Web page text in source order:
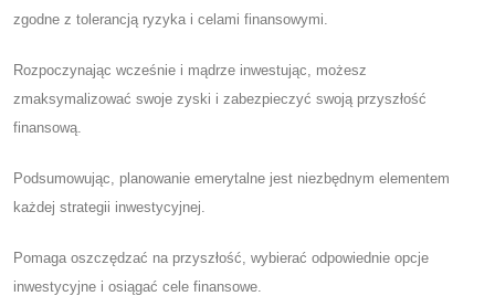
zgodne z tolerancją ryzyka i celami finansowymi.
Rozpoczynając wcześnie i mądrze inwestując, możesz
zmaksymalizować swoje zyski i zabezpieczyć swoją przyszłość
finansową.
Podsumowując, planowanie emerytalne jest niezbędnym elementem
każdej strategii inwestycyjnej.
Pomaga oszczędzać na przyszłość, wybierać odpowiednie opcje
inwestycyjne i osiągać cele finansowe.